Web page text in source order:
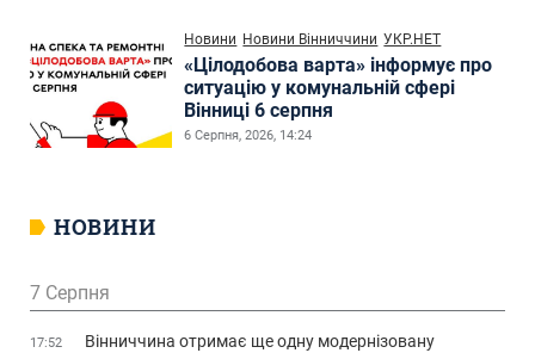
Новини Новини Вінниччини УКР.НЕТ
«Цілодобова варта» інформує про
ситуацію у комунальній сфері
Вінниці 6 серпня
6 Серпня, 2026, 14:24
НОВИНИ
7 Серпня
17:52
Вінниччина отримає ще одну модернізовану